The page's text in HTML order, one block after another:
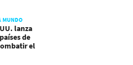
MUNDO
lanza
de
el